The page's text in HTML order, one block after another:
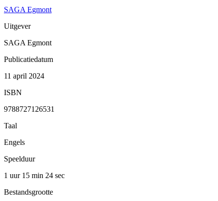
SAGA Egmont
Uitgever
SAGA Egmont
Publicatiedatum
11 april 2024
ISBN
9788727126531
Taal
Engels
Speelduur
1 uur 15 min 24 sec
Bestandsgrootte